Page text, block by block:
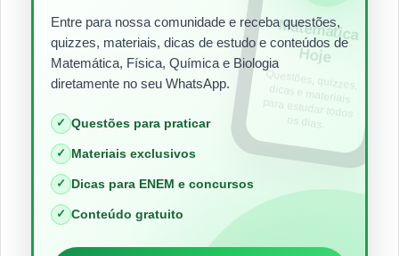
Entre para nossa comunidade e receba questões,
quizzes, materiais, dicas de estudo e conteúdos de
Matemática, Física, Química e Biologia
diretamente no seu WhatsApp.
✓ Questões para praticar
✓ Materiais exclusivos
✓ Dicas para ENEM e concursos
✓ Conteúdo gratuito
Matem
ática
Hoje
Questões, quizzes,
dicas e materiais
para estudar todos
os dias.